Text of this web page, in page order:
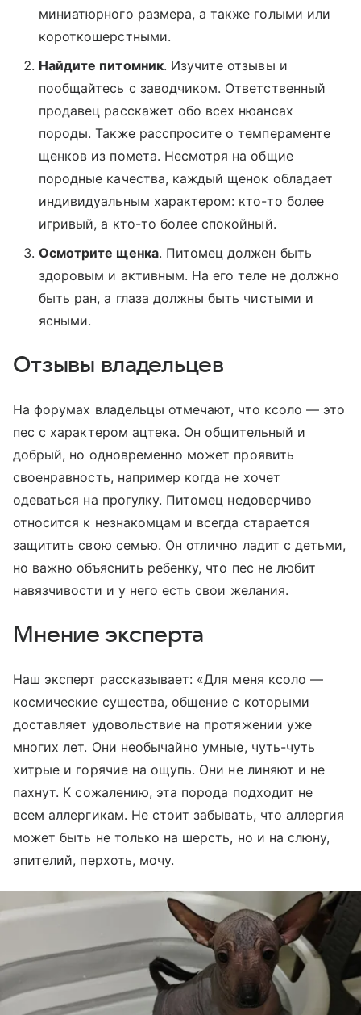
миниатюрного размера, а также голыми или
короткошерстными.
Найдите питомник. Изучите отзывы и
пообщайтесь с заводчиком. Ответственный
продавец расскажет обо всех нюансах
породы. Также расспросите о темпераменте
щенков из помета. Несмотря на общие
породные качества, каждый щенок обладает
индивидуальным характером: кто-то более
игривый, а кто-то более спокойный.
Осмотрите щенка. Питомец должен быть
здоровым и активным. На его теле не должно
быть ран, а глаза должны быть чистыми и
ясными.
Отзывы владельцев
На форумах владельцы отмечают, что ксоло — это
пес с характером ацтека. Он общительный и
добрый, но одновременно может проявить
своенравность, например когда не хочет
одеваться на прогулку. Питомец недоверчиво
относится к незнакомцам и всегда старается
защитить свою семью. Он отлично ладит с детьми,
но важно объяснить ребенку, что пес не любит
навязчивости и у него есть свои желания.
Мнение эксперта
Наш эксперт рассказывает: «Для меня ксоло —
космические существа, общение с которыми
доставляет удовольствие на протяжении уже
многих лет. Они необычайно умные, чуть-чуть
хитрые и горячие на ощупь. Они не линяют и не
пахнут. К сожалению, эта порода подходит не
всем аллергикам. Не стоит забывать, что аллергия
может быть не только на шерсть, но и на слюну,
эпителий, перхоть, мочу.